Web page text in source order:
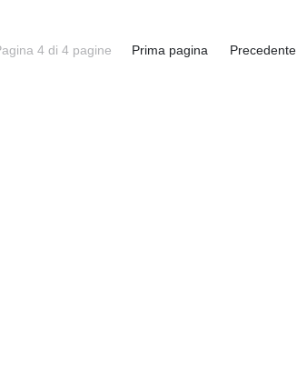
4 di 4 pagine Prima pagina Precedente